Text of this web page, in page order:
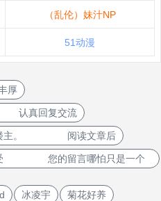
（乱伦）妹汁NP
51动漫
厚
认真回复交流
持楼主。 阅读文章后
感受 您的留言哪怕只是一个
冰凌宇 菊花好养